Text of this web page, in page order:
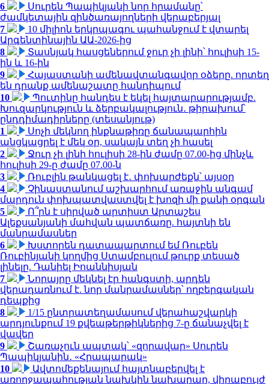
6
Սուրեն Պապիկյանի նոր հրամանը՝
ժամկետային զինծառայողների վերաբերյալ
7
10 միլիոն երկրպագու պահանջում է վտարել
Արգենտինային ԱԱ-2026-ից
8
Տասնյակ հասցեներում ջուր չի լինի՝ հուլիսի 15-
ին և 16-ին
9
Հայաստանի ամենավտանգավոր օձերը. որտեղ
են դրանք ամենաշատը հանդիպում
10
Պուտինը հանդես է եկել հայտարարությամբ.
Խուզարկություն և ձերբակալություն․ թիրախում՝
ընդդիմադիրները (տեսանյութ)
1
Սոչի մեկնող ինքնաթիռը ճանապարհին
անցկացրել է մեկ օր, սակայն տեղ չի հասել
2
Ջուր չի լինի հուլիսի 28-ին ժամը 07.00-ից մինչև
հուլիսի 29-ը ժամը 07.00-ն
3
Ռուբլին թանկացել է․ փոխարժեքն՝ այսօր
4
Չինաստանում աշխարհում առաջին անգամ
մարդուն փոխպատվաստվել է խոզի մի քանի օրգան
5
Ո՞րն է սիրված արտիստ Արտաշես
Ալեքսանյանի մահվան պատճառը. հայտնի են
մանրամասներ
6
Խստորեն դատապարտում եմ Ռուբեն
Ռուբինյանի կողմից Ստամբուլում թուրք տեսած
լինելը. Դանիել Իոաննիսյան
7
Նորայրը մեկնել էր հանգստի, արդեն
վերադառնում է. նոր մանրամասներ՝ ողբերգական
դեպքից
8
1/15 ընտրատեղամասում վերահաշվարկի
արդյունքում 19 քվեաթերթիկներից 7-ը ճանաչվել է
վավեր
9
Շառաչուն ապտակ՝ «զորավար» Սուրեն
Պապիկյանին․ «Հրապարակ»
10
Ավտոմեքենայում հայտնաբերվել է
առողջապահության նախկին նախարար, վիրաբույժ